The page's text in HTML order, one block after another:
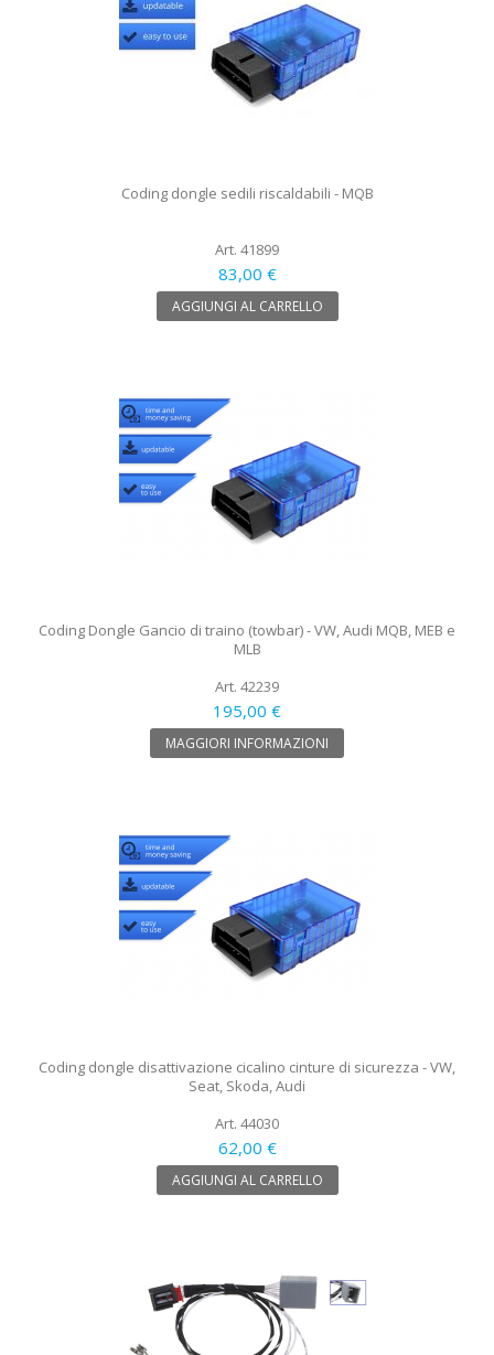
Coding dongle sedili riscaldabili - MQB
Art. 41899
83,00 €
AGGIUNGI AL CARRELLO
Coding Dongle Gancio di traino (towbar) - VW, Audi MQB, MEB e
MLB
Art. 42239
195,00 €
MAGGIORI INFORMAZIONI
Coding dongle disattivazione cicalino cinture di sicurezza - VW,
Seat, Skoda, Audi
Art. 44030
62,00 €
AGGIUNGI AL CARRELLO